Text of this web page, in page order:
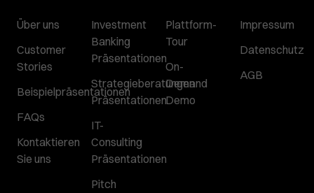
Über uns
Customer
Stories
Beispielpräsentationen
FAQs
Kontaktieren
Sie uns
Investment
Banking
Präsentationen
Strategieberatungen
Präsentationen
IT-
Consulting
Präsentationen
Pitch
Plattform-
Tour
On-
Demand
Demo
Impressum
Datenschutz
AGB